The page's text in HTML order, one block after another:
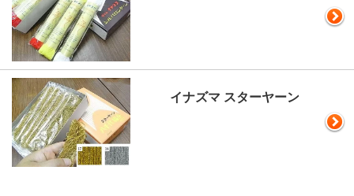
イナズマ スターヤーン